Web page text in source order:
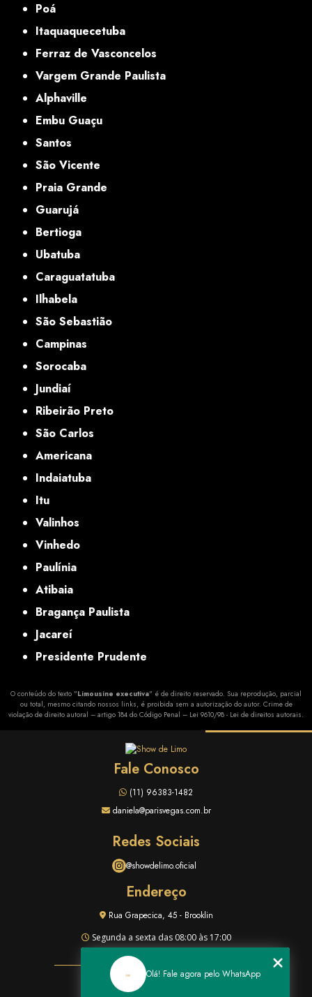
Poá
Itaquaquecetuba
Ferraz de Vasconcelos
Vargem Grande Paulista
Alphaville
Embu Guaçu
Santos
São Vicente
Praia Grande
Guarujá
Bertioga
Ubatuba
Caraguatatuba
Ilhabela
São Sebastião
Campinas
Sorocaba
Jundiaí
Ribeirão Preto
São Carlos
Americana
Indaiatuba
Itu
Valinhos
Vinhedo
Paulínia
Atibaia
Bragança Paulista
Jacareí
Presidente Prudente
O conteúdo do texto "Limousine executiva" é de direito reservado. Sua reprodução, parcial
ou total, mesmo citando nossos links, é proibida sem a autorização do autor. Crime de
violação de direito autoral – artigo 184 do Código Penal – Lei 9610/98 - Lei de direitos autorais.
Fale Conosco
(11) 96383-1482
daniela@parisvegas.com.br
Redes Sociais
@showdelimo.oficial
Endereço
Rua Grapecica, 45 - Brooklin
Segunda a sexta das 08:00 às 17:00
Olá! Fale agora pelo WhatsApp